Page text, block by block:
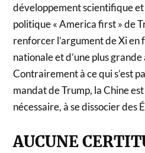
développement scientifique
politique « America first » de
renforcer l’argument de Xi en
nationale et d’une plus
Contrairement à ce qui s’est
mandat de Trump, la Chine
nécessaire, à se dissocier des
AUCUNE